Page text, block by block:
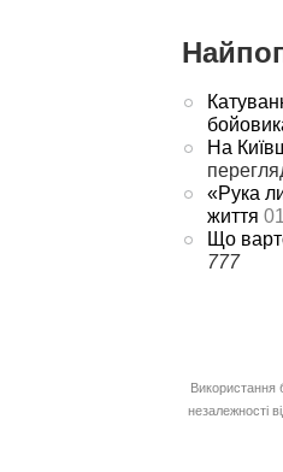
На
«Рука
життя
Що
777
Використання
незалежності